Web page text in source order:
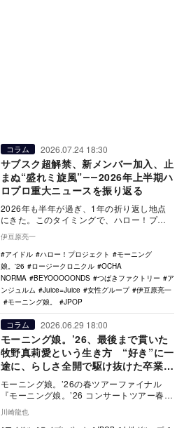
コラム 2026.07.24 18:30
サブスク超解禁、新メンバー加入、止
まぬ“盛れミ旋風”――2026年上半期ハ
ロプロ重大ニュースを振り返る
2026年も半年が過ぎ、1年の折り返し地点
にきた。このタイミングで、ハロー！プロ
ジェクトの2026年1月～6月の上半期におけ
る重…
伊豆原亮一
アイドル
ハロー！プロジェクト
モーニング
娘。'26
ロージークロニクル
OCHA
NORMA
BEYOOOOONDS つばきファクトリー
ア
ンジュルム
Juice=Juice 女性グループ
伊豆原亮一
モーニング娘。
JPOP
コラム 2026.06.29 18:00
モーニング娘。’26、最後まで貫いた
牧野真莉愛という生き方 “好き”に一
途に、らしさ全開で駆け抜けた卒業公
演
モーニング娘。’26の春ツアーファイナル
『モーニング娘。’26 コンサートツアー春
川崎龍也